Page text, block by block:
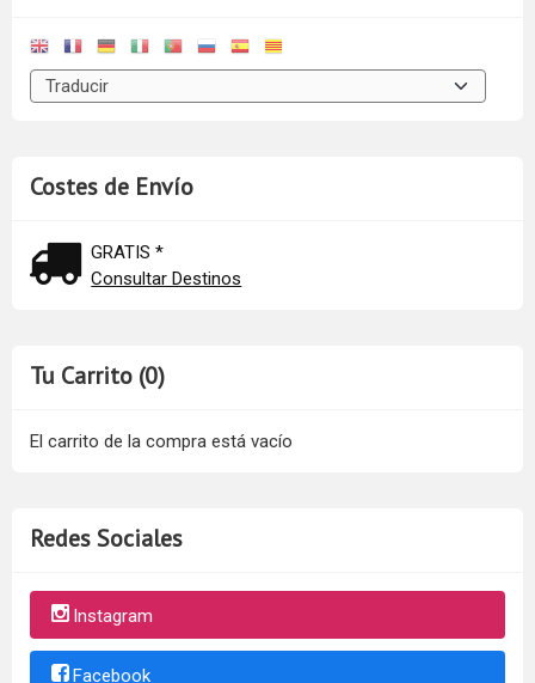
Costes de Envío
GRATIS *
Consultar Destinos
Tu Carrito (0)
El carrito de la compra está vacío
Redes Sociales
Instagram
Facebook